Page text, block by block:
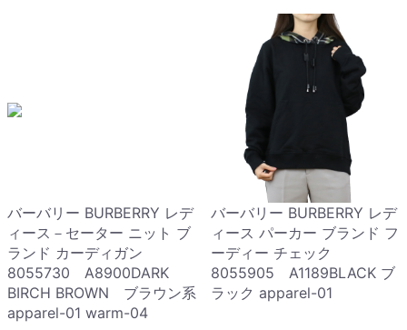
バーバリー BURBERRY レデ
ィース－セーター ニット ブ
ランド カーディガン
8055730 A8900DARK
BIRCH BROWN ブラウン系
apparel-01 warm-04
バーバリー BURBERRY レデ
ィース パーカー ブランド フ
ーディー チェック
8055905 A1189BLACK ブ
ラック apparel-01